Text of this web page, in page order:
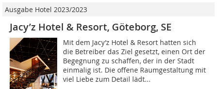
Ausgabe Hotel 2023/2023
Jacy’z Hotel & Resort, Göteborg, SE
Mit dem Jacy’z Hotel & Resort hatten sich
die Betreiber das Ziel gesetzt, einen Ort der
Begegnung zu schaffen, der in der Stadt
einmalig ist. Die offene Raumgestaltung mit
viel Liebe zum Detail lädt...